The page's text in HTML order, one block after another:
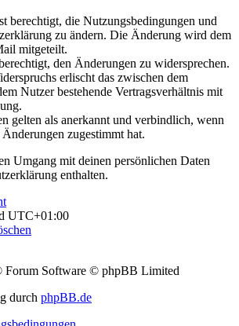
berechtigt, die Nutzungsbedingungen und
zu ändern. Die Änderung wird dem
mitgeteilt.
den Änderungen zu widersprechen.
erlischt das zwischen dem
Nutzer bestehende Vertragsverhältnis mit
gelten als anerkannt und verbindlich, wenn
zugestimmt hat.
Umgang mit deinen persönlichen Daten
enthalten.
UTC+01:00
Forum Software © phpBB Limited
durch phpBB.de